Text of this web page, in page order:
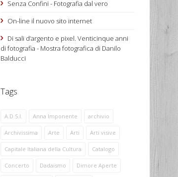
Senza Confini - Fotografia dal vero
On-line il nuovo sito internet
Di sali d’argento e pixel. Venticinque anni
di fotografia - Mostra fotografica di Danilo
Balducci
Tags
A.D.S.I. Anna Imponente archivio
Archivissima Arte Arti Arti visive
Capitale Italiana della Cultura Catalogo
Concerto Dadaismo Dimore Aperte